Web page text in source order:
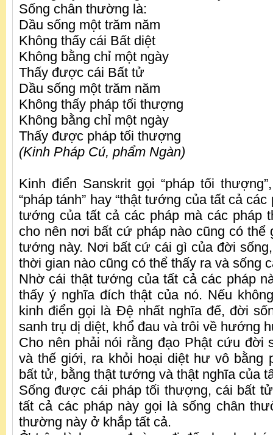
Sống chân thường là:
Dầu sống một trăm năm
Không thấy cái Bất diệt
Không bằng chỉ một ngày
Thấy được cái Bất tử
Dầu sống một trăm năm
Không thấy pháp tối thượng
Không bằng chỉ một ngày
Thấy được pháp tối thượng
(Kinh Pháp Cú, phẩm Ngàn)
Kinh điển Sanskrit gọi “pháp tối
“pháp tánh” hay “thật tướng của tất cả
tướng của tất cả các pháp mà các pháp
cho nên nơi bất cứ pháp nào cũng có thể
tướng này. Nơi bất cứ cái gì của đời
thời gian nào cũng có thể thấy ra và sống
Nhờ cái thật tướng của tất cả các pháp
thấy ý nghĩa đích thật của nó. Nếu
kinh điển gọi là Đệ nhất nghĩa đế, đời
sanh trụ dị diệt, khổ đau và trôi về hướng
Cho nên phải nói rằng đạo Phật cứu đời
và thế giới, ra khỏi hoại diệt hư vô bằng
bất tử, bằng thật tướng và thật nghĩa của
Sống được cái pháp tối thượng, cái bất
tất cả các pháp này gọi là sống chân
thường này ở khắp tất cả.